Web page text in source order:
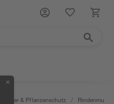
✕
& Pflanzenschutz /